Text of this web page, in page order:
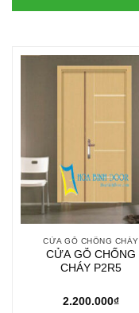
CỬA GỖ CHỐNG CHÁY
CỬA GỖ CHỐNG
CHÁY P2R5
2.200.000₫